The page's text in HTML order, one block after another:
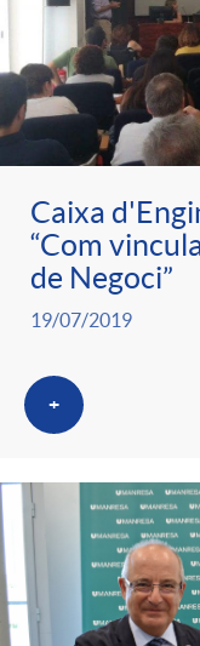
Caixa
“Com
de Negoci”
19/07/2019
+